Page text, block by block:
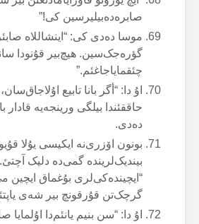
صابرەدەبیلیرسین کی!”
موسا دەدی کی: “اینشاللاە
گؤرەجک‌سین. هیچ‌بیر قۇنودا
چئقمایاجاغئم.”
اۇ دا: “أگر بانا تابیع
حاققئندا بیلگی ورینجەیە قادار
دەدی.
بونون اۆزری‌نە ایکیسی یۇلا
بیندیک‌لریندە گمی‌دە دلیک
“ایچیندەکی‌لری بۇغماق ایچین
گرچک‌تن قۇرقونچ بیر شەی
اۇ دا: “سن بنیم یانئم‌دا